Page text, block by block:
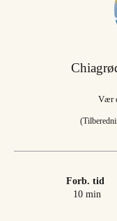
Vær
Forb. tid
10minutter
min